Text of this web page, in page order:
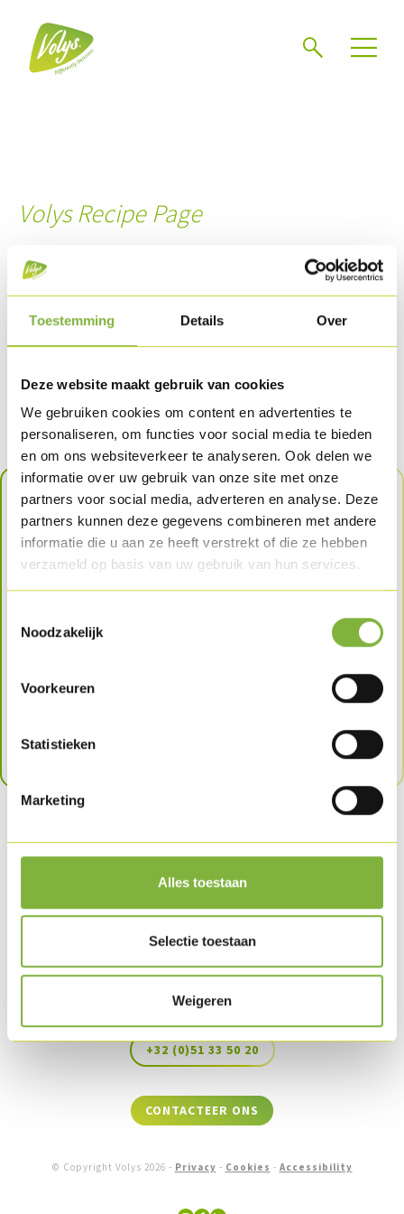
Toestemming Details Over
Deze website maakt gebruik van cookies
We gebruiken cookies om content en advertenties te
personaliseren, om functies voor social media te bieden
en om ons websiteverkeer te analyseren. Ook delen we
informatie over uw gebruik van onze site met onze
partners voor social media, adverteren en analyse. Deze
partners kunnen deze gegevens combineren met andere
informatie die u aan ze heeft verstrekt of die ze hebben
verzameld op basis van uw gebruik van hun services.
Noodzakelijk
Voorkeuren
Statistieken
Marketing
Alles toestaan
Selectie toestaan
Weigeren
Volys Recipe Page
Ingrediënten
Bereiding
Download recept als PDF
Product in dit recept
Meer info over het product in
dit recept?
wil je met een medewerker van Volys in contact
je graag verder.
Productengamma
Nieuws
Jobs
Recepten
+32 (0)51 33 50 20
CONTACTEER ONS
© Copyright Volys 2026 - Privacy - Cookies - Accessibility